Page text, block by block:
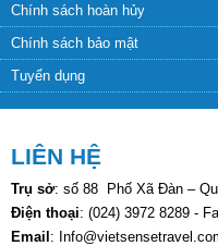
Chính sách hoàn hủy
Chính sách bảo mật
Tuyển dụng
LIÊN HỆ
Trụ sở: số 88 Phố Xã Đàn –
Điện thoại: (024) 3972 8289 -
Email :